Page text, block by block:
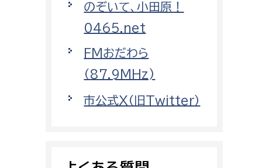
消防総務課
予防課
警防計画課
救急課
情報司令課
のぞいて、小田原！
0465.net
FMおだわら
（87.9MHz)
市公式X（旧Twitter）